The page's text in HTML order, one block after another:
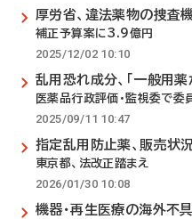
厚労省、違法薬物の捜査
補正予算案に3.9億円
2025/12/02 10:10
乱用恐れ成分、「一般用薬
医薬品行政評価・監視委で委
2025/09/11 10:47
指定乱用防止薬、販売状
東京都、法改正踏まえ
2026/01/30 10:08
機器・再生医療の海外不